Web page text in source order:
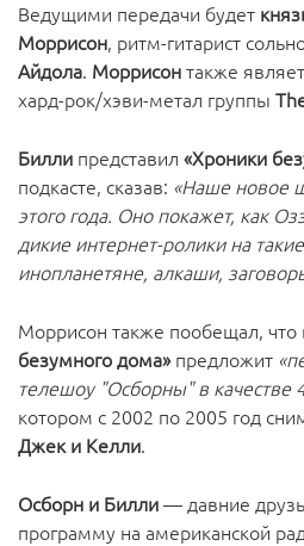
Ведущими передачи будет
Моррисон, ритм-гитарист
Айдола. Моррисонтакже
хард-рок/хэви-метал группы
Билли представил «Хроники
подкасте, сказав: «Наше новое
этого года. Оно покажет, как
дикие интернет-ролики на
инопланетяне, алкаши,
Моррисон также пообещал, что
безумного дома»предложит
телешоу "Осборны" в качестве
котором с 2002 по 2005 год
Джек и Келли.
Осборн и Билли— давние
программу на американской